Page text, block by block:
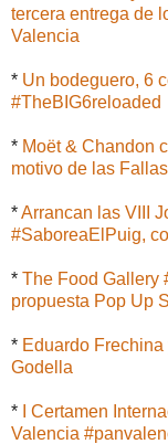
tercera entrega de
Valencia
* Un bodeguero, 6
#TheBIG6reloaded
* Moët & Chandon
motivo de las Fallas
*Arrancan las VIII
#SaboreaElPuig,
* The Food Gallery
propuesta Pop Up
* Eduardo
Godella
*
I Certamen
Valencia